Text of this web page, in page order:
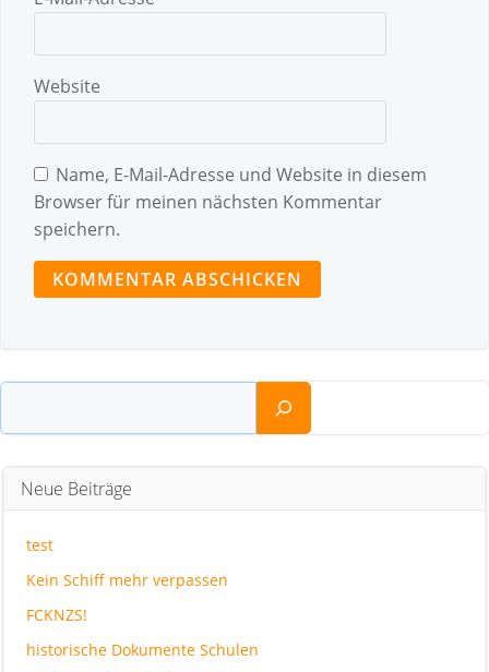
Website
Name, E-Mail-Adresse und Website in diesem
Browser für meinen nächsten Kommentar
speichern.
Suchen
Neue Beiträge
test
Kein Schiff mehr verpassen
FCKNZS!
historische Dokumente Schulen